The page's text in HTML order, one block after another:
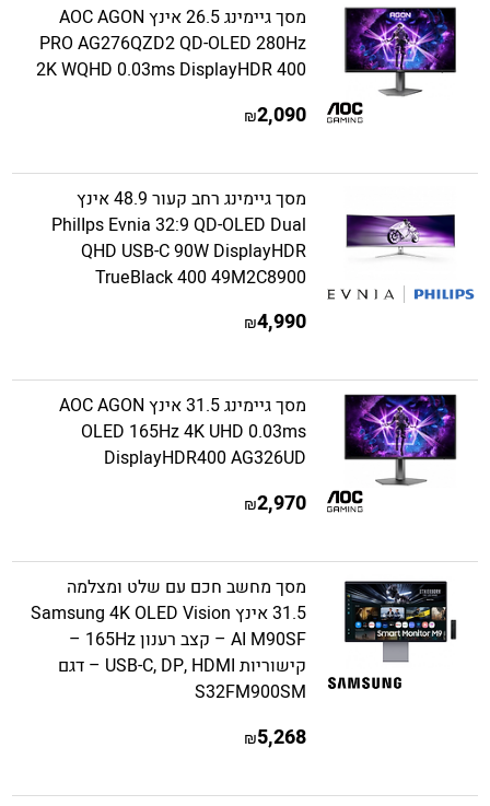
מסך גיימינג 26.5 אינץ AOC AGON
PRO AG276QZD2 QD-OLED 280Hz
2K WQHD 0.03ms DisplayHDR 400
2,090
₪
מסך גיימינג רחב קעור 48.9 אינץ
PhilIps Evnia 32:9 QD-OLED Dual
QHD USB-C 90W DisplayHDR
TrueBlack 400 49M2C8900
4,990
₪
מסך גיימינג 31.5 אינץ AOC AGON
OLED 165Hz 4K UHD 0.03ms
DisplayHDR400 AG326UD
2,970
₪
מסך מחשב חכם עם שלט ומצלמה
31.5 אינץ Samsung 4K OLED Vision
AI M90SF – קצב רענון 165Hz –
קישוריות USB-C, DP, HDMI – דגם
S32FM900SM
5,268
₪